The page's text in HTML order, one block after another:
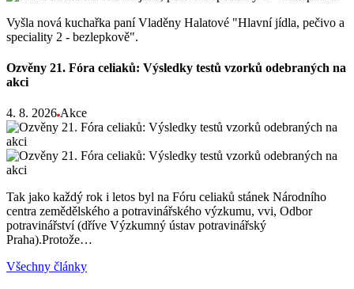
Vyšla nová kuchařka paní Vladěny Halatové "Hlavní jídla, pečivo a
speciality 2 - bezlepkově".
Ozvěny 21. Fóra celiaků: Výsledky testů vzorků odebraných na
akci
4. 8. 2026 Akce
Tak jako každý rok i letos byl na Fóru celiaků stánek Národního
centra zemědělského a potravinářského výzkumu, vvi, Odbor
potravinářství (dříve Výzkumný ústav potravinářský
Praha).Protože…
Všechny články